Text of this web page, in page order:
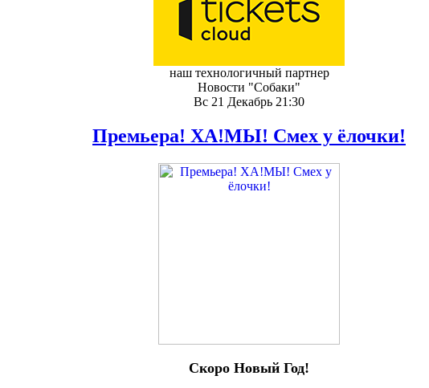
наш технологичный партнер
Новости "Собаки"
Вс 21 Декабрь 21:30
Премьера! ХА!МЫ! Смех у ёлочки!
Скоро Новый Год!